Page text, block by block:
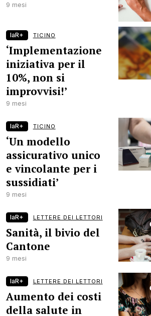
9 mesi
laR+ TICINO
‘Implementazione
iniziativa per il
10%, non si
improvvisi!’
9 mesi
laR+ TICINO
‘Un modello
assicurativo unico
e vincolante per i
sussidiati’
9 mesi
laR+ LETTERE DEI LETTORI
Sanità, il bivio del
Cantone
9 mesi
laR+ LETTERE DEI LETTORI
Aumento dei costi
della salute in